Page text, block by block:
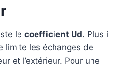
le coefficient Ud. Plus il
limite les échanges de
et l’extérieur. Pour une